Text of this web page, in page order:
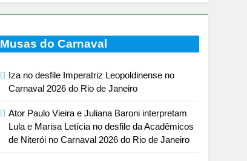
Musas do Carnaval
Iza no desfile Imperatriz Leopoldinense no
Carnaval 2026 do Rio de Janeiro
Ator Paulo Vieira e Juliana Baroni interpretam
Lula e Marisa Letícia no desfile da Acadêmicos
de Niterói no Carnaval 2026 do Rio de Janeiro